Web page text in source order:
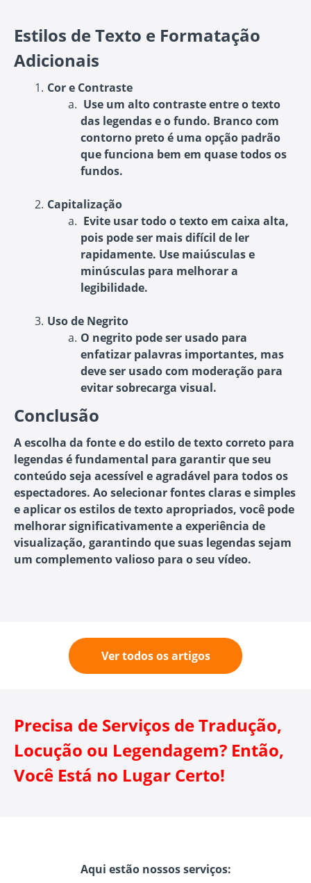
Estilos de Texto e Formatação
Adicionais
Cor e Contraste
Use um alto contraste entre o texto
das legendas e o fundo. Branco com
contorno preto é uma opção padrão
que funciona bem em quase todos os
fundos.
Capitalização
Evite usar todo o texto em caixa alta,
pois pode ser mais difícil de ler
rapidamente. Use maiúsculas e
minúsculas para melhorar a
legibilidade.
Uso de Negrito
O negrito pode ser usado para
enfatizar palavras importantes, mas
deve ser usado com moderação para
evitar sobrecarga visual.
Conclusão
A escolha da fonte e do estilo de texto correto para
legendas é fundamental para garantir que seu
conteúdo seja acessível e agradável para todos os
espectadores. Ao selecionar fontes claras e simples
e aplicar os estilos de texto apropriados, você pode
melhorar significativamente a experiência de
visualização, garantindo que suas legendas sejam
um complemento valioso para o seu vídeo.
Ver todos os artigos
Precisa de Serviços de Tradução,
Locução ou Legendagem? Então,
Você Está no Lugar Certo!
Aqui estão nossos serviços: